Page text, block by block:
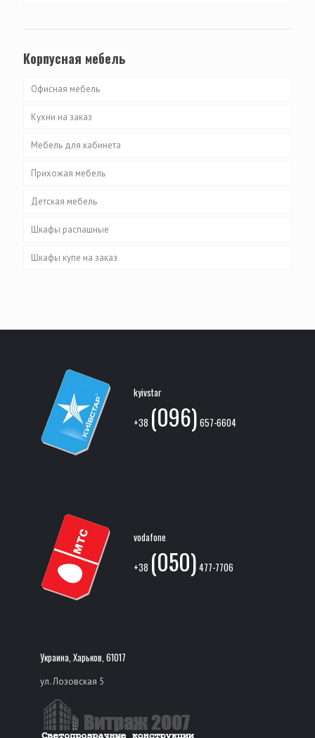
Корпусная мебель
Офисная мебель
Кухни на заказ
Мебель для кабинета
Прихожая мебель
Детская мебель
Шкафы распашные
Шкафы купе на заказ
kyivstar
+38 (096) 657-6604
vodafone
+38 (050) 477-7706
Украина, Харьков, 61017
ул. Лозовская 5